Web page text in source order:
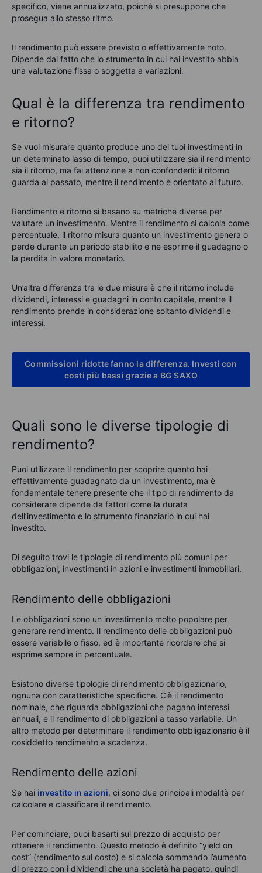
specifico, viene annualizzato, poiché si presuppone che
prosegua allo stesso ritmo.
Il rendimento può essere previsto o effettivamente noto.
Dipende dal fatto che lo strumento in cui hai investito abbia
una valutazione fissa o soggetta a variazioni.
Qual è la differenza tra rendimento
e ritorno?
Se vuoi misurare quanto produce uno dei tuoi investimenti in
un determinato lasso di tempo, puoi utilizzare sia il rendimento
sia il ritorno, ma fai attenzione a non confonderli: il ritorno
guarda al passato, mentre il rendimento è orientato al futuro.
Rendimento e ritorno si basano su metriche diverse per
valutare un investimento. Mentre il rendimento si calcola come
percentuale, il ritorno misura quanto un investimento genera o
perde durante un periodo stabilito e ne esprime il guadagno o
la perdita in valore monetario.
Un’altra differenza tra le due misure è che il ritorno include
dividendi, interessi e guadagni in conto capitale, mentre il
rendimento prende in considerazione soltanto dividendi e
interessi.
Commissioni ridotte fanno la differenza. Investi con
costi più bassi grazie a BG SAXO
Quali sono le diverse tipologie di
rendimento?
Puoi utilizzare il rendimento per scoprire quanto hai
effettivamente guadagnato da un investimento, ma è
fondamentale tenere presente che il tipo di rendimento da
considerare dipende da fattori come la durata
dell’investimento e lo strumento finanziario in cui hai
investito.
Di seguito trovi le tipologie di rendimento più comuni per
obbligazioni, investimenti in azioni e investimenti immobiliari.
Rendimento delle obbligazioni
Le obbligazioni sono un investimento molto popolare per
generare rendimento. Il rendimento delle obbligazioni può
essere variabile o fisso, ed è importante ricordare che si
esprime sempre in percentuale.
Esistono diverse tipologie di rendimento obbligazionario,
ognuna con caratteristiche specifiche. C’è il rendimento
nominale, che riguarda obbligazioni che pagano interessi
annuali, e il rendimento di obbligazioni a tasso variabile. Un
altro metodo per determinare il rendimento obbligazionario è il
cosiddetto rendimento a scadenza.
Rendimento delle azioni
Se hai investito in azioni, ci sono due principali modalità per
calcolare e classificare il rendimento.
Per cominciare, puoi basarti sul prezzo di acquisto per
ottenere il rendimento. Questo metodo è definito “yield on
cost” (rendimento sul costo) e si calcola sommando l’aumento
di prezzo con i dividendi che una società ha pagato, quindi